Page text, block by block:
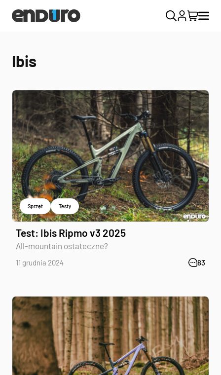
Ibis
Sprzęt Testy
Test: Ibis Ripmo v3 2025
All-mountain ostateczne?
11 grudnia 2024 83